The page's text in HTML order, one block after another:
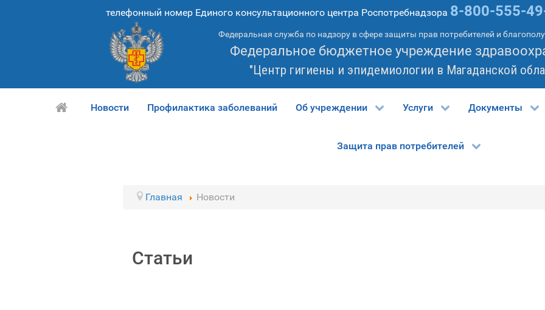
телефонный номер Единого консультационного центра Роспотребнадзора 8-800-555-
Федеральная служба по надзору в сфере защиты прав потребителей и
Федеральное бюджетное учреждение
"Центр гигиены и эпидемиологии в Магаданской
Новости Профилактика заболеваний Об учреждении Услуги Документы
Защита прав потребителей
Главная Новости
Статьи